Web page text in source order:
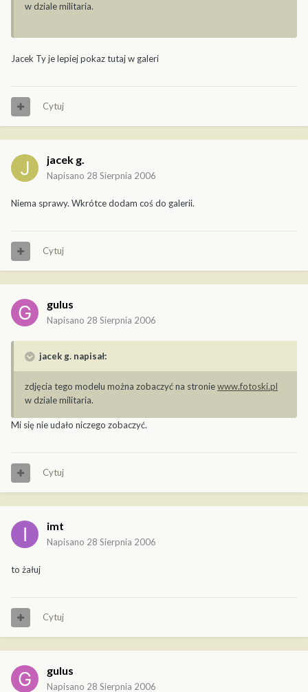
w dziale militaria.
Jacek Ty je lepiej pokaz tutaj w galeri
Cytuj
jacek g.
Napisano 28 Sierpnia 2006
Niema sprawy. Wkrótce dodam coś do galerii.
Cytuj
gulus
Napisano 28 Sierpnia 2006
jacek g. napisał:
zdjęcia tego modelu można zobaczyć na stroniewww.fotoski.pl
w dziale militaria.
Mi się nie udało niczego zobaczyć.
Cytuj
imt
Napisano 28 Sierpnia 2006
to żałuj
Cytuj
gulus
Napisano 28 Sierpnia 2006